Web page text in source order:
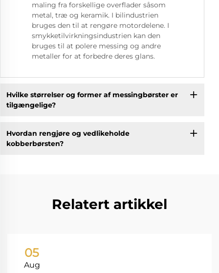
maling fra forskellige overflader såsom
metal, træ og keramik. I bilindustrien
bruges den til at rengøre motordelene. I
smykketilvirkningsindustrien kan den
bruges til at polere messing og andre
metaller for at forbedre deres glans.
Hvilke størrelser og former af messingbørster er
tilgængelige?
Hvordan rengjøre og vedlikeholde
kobberbørsten?
Relatert artikkel
05
Aug